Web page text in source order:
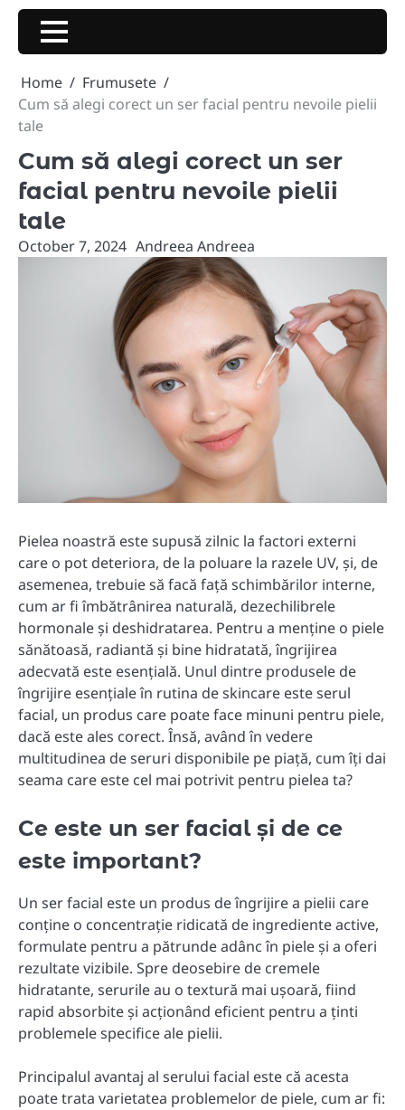
Skip
content
Home
Frumusete
Cum să alegi corect un ser facial pentru nevoile pielii
tale
Cum să alegi corect un ser
facial pentru nevoile pielii
tale
October 7, 2024 Andreea Andreea
Pielea noastră este supusă zilnic la factori externi
care o pot deteriora, de la poluare la razele UV, și, de
asemenea, trebuie să facă față schimbărilor interne,
cum ar fi îmbătrânirea naturală, dezechilibrele
hormonale și deshidratarea. Pentru a menține o piele
sănătoasă, radiantă și bine hidratată, îngrijirea
adecvată este esențială. Unul dintre produsele de
îngrijire esențiale în rutina de skincare este serul
facial, un produs care poate face minuni pentru piele,
dacă este ales corect. Însă, având în vedere
multitudinea de seruri disponibile pe piață, cum îți dai
seama care este cel mai potrivit pentru pielea ta?
Ce este un ser facial și de ce
este important?
Un ser facial este un produs de îngrijire a pielii care
conține o concentrație ridicată de ingrediente active,
formulate pentru a pătrunde adânc în piele și a oferi
rezultate vizibile. Spre deosebire de cremele
hidratante, serurile au o textură mai ușoară, fiind
rapid absorbite și acționând eficient pentru a ținti
problemele specifice ale pielii.
Principalul avantaj al serului facial este că acesta
poate trata varietatea problemelor de piele, cum ar fi: